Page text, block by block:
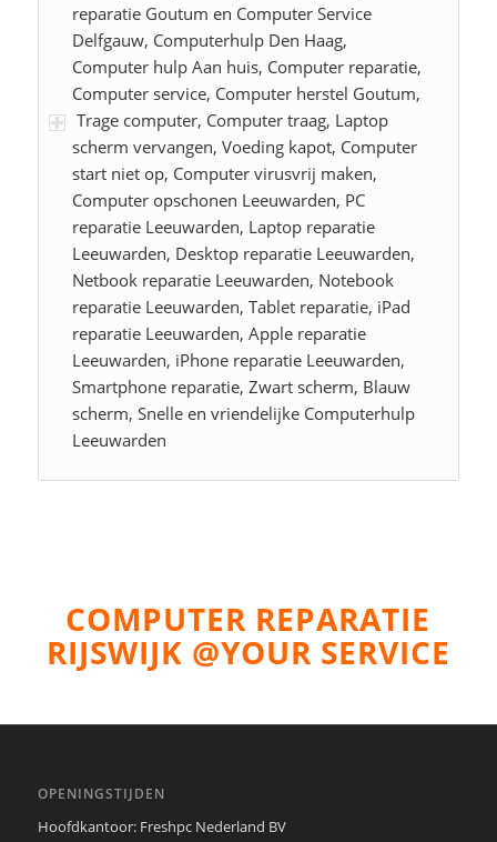
reparatie Goutum en Computer Service
Delfgauw, Computerhulp Den Haag,
Computer hulp Aan huis, Computer reparatie,
Computer service, Computer herstel Goutum,
Trage computer, Computer traag, Laptop
scherm vervangen, Voeding kapot, Computer
start niet op, Computer virusvrij maken,
Computer opschonen Leeuwarden, PC
reparatie Leeuwarden, Laptop reparatie
Leeuwarden, Desktop reparatie Leeuwarden,
Netbook reparatie Leeuwarden, Notebook
reparatie Leeuwarden, Tablet reparatie, iPad
reparatie Leeuwarden, Apple reparatie
Leeuwarden, iPhone reparatie Leeuwarden,
Smartphone reparatie, Zwart scherm, Blauw
scherm, Snelle en vriendelijke Computerhulp
Leeuwarden
COMPUTER REPARATIE
RIJSWIJK @YOUR SERVICE
OPENINGSTIJDEN
Hoofdkantoor: Freshpc Nederland BV